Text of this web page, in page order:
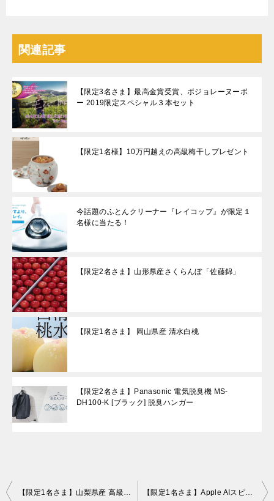
関連記事
【限定3名さま】最高金賞受賞、ボジョレーヌーボ
ー 2019限定スペシャル３本セット
【限定1名様】10万円越えの高級梅干しプレゼント
今話題のふとんクリーナー『レイコップ』が限定１
名様に当たる！
【限定2名さま】山形県産さくらんぼ「佐藤錦」
【限定1名さま】 岡山県産 清水白桃
【限定2名さま】Panasonic 電気脱臭機 MS-
DH100-K [ブラック] 脱臭ハンガー
投
【限定1名さま】山梨県産 高級松茸 【限定1名さま】Apple AIスピーカー HomePod mini